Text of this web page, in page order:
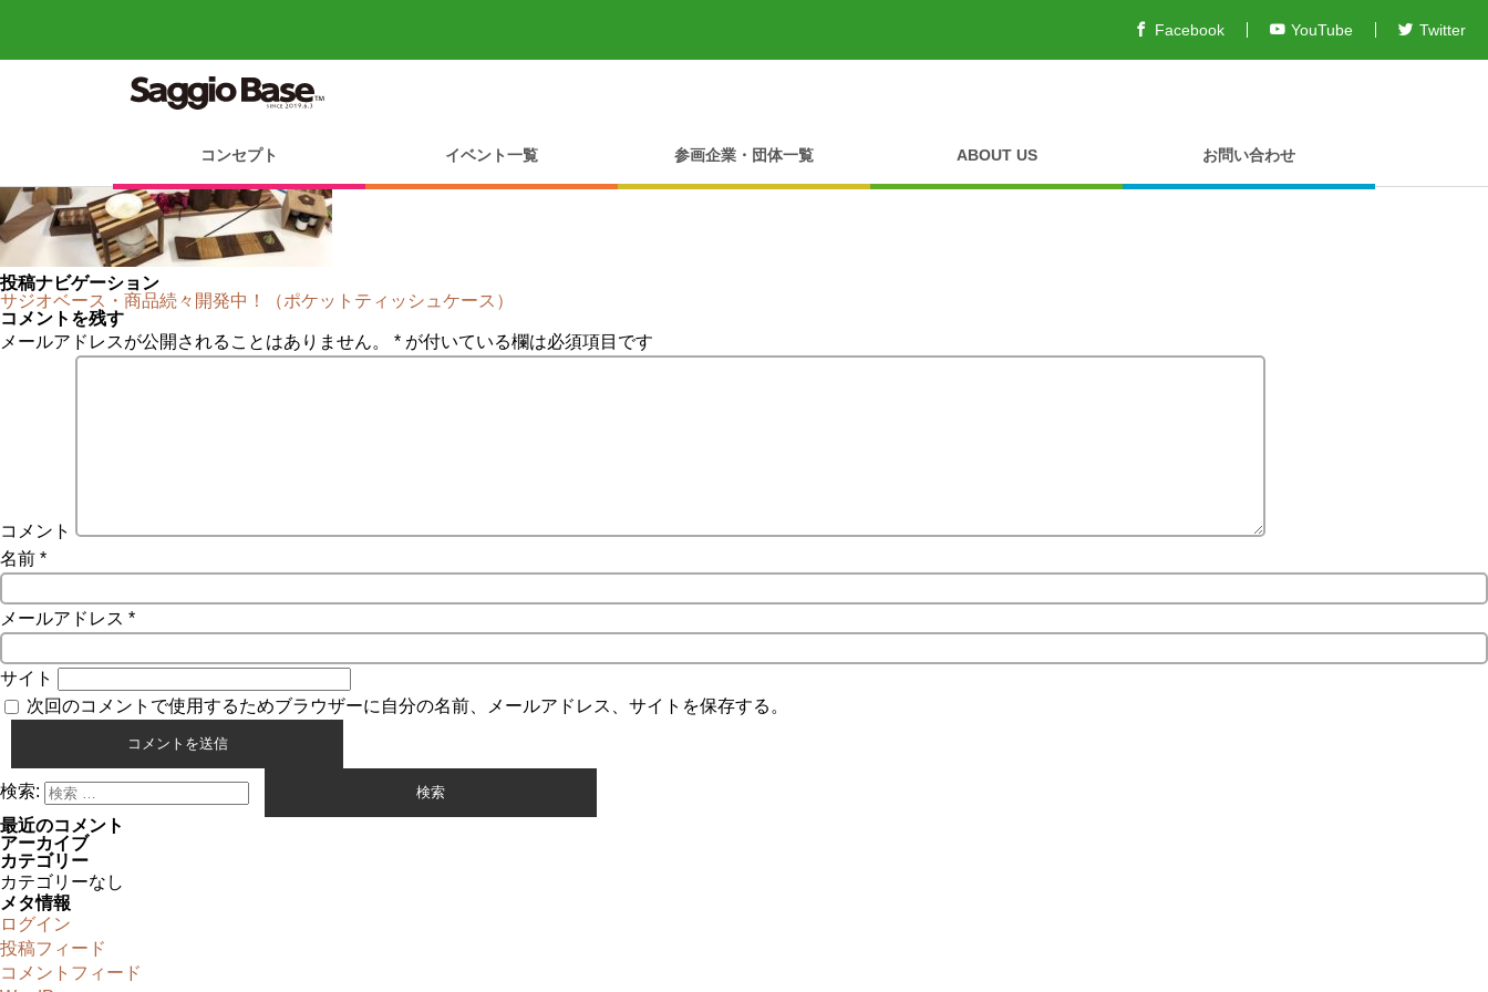
Facebook YouTube Twitter
コンセプト イベント一覧 参画企業・団体一覧 ABOUT US お問い合わせ
投稿ナビゲーション
サジオベース・商品続々開発中！（ポケットティッシュケース）
コメントを残す
メールアドレスが公開されることはありません。
* が付いている欄は必須項目です
コメント
名前 *
メールアドレス *
サイト
次回のコメントで使用するためブラウザーに自分の名前、メールアドレス、サイトを保存する。
検索:
最近のコメント
アーカイブ
カテゴリー
カテゴリーなし
メタ情報
ログイン
投稿フィード
コメントフィード